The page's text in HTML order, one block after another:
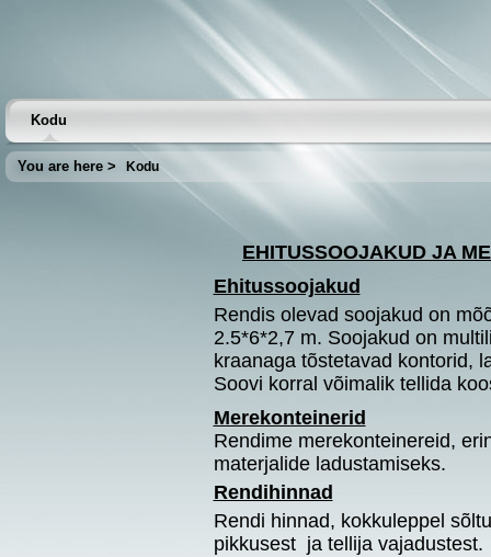
Kodu
You are here > Kodu
EHITUSSOOJAKUD JA
Ehitussoojakud
Rendis olevad soojakud on
2.5*6*2,7 m. Soojakud on
kraanaga tõstetavad kontorid,
Soovi korral võimalik tellida
Merekonteinerid
Rendime merekonteinereid,
materjalide ladustamiseks.
Rendihinnad
Rendi hinnad, kokkuleppel
pikkusest ja tellija vajadustest.